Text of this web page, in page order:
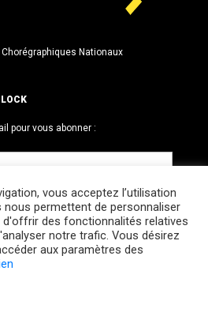
Nationaux
pour vous abonner :
· CCNR. Tous droits réservés.
vous acceptez l’utilisation
nous permettent de personnaliser
des fonctionnalités relatives
notre trafic. Vous désirez
aux paramètres des